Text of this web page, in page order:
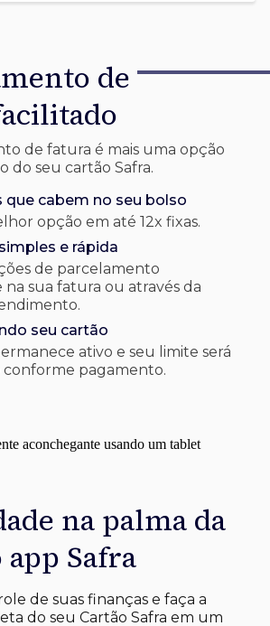
de
de fatura é mais uma opção
do seu cartão Safra.
que cabem no seu bolso
opção em até 12x fixas.
e rápida
de parcelamento
sua fatura ou através da
seu cartão
ativo e seu limite será
pagamento.
na palma da
Safra
de suas finanças e faça a
do seu Cartão Safra em um